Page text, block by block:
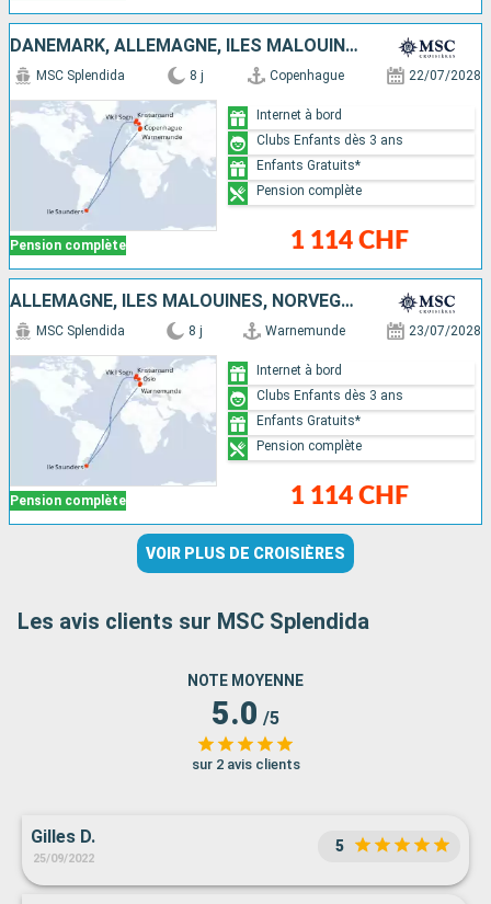
DANEMARK, ALLEMAGNE, ÎLES MALOUINES, NORVÈGE
Pension complète
MSC Splendida 8 j Copenhague 22/07/2028
1 114 CHF
Internet à bord
Clubs Enfants dès 3 ans
Enfants Gratuits*
Pension complète
ALLEMAGNE, ÎLES MALOUINES, NORVÈGE, DANEMARK
Pension complète
MSC Splendida 8 j Warnemunde 23/07/2028
1 114 CHF
Internet à bord
Clubs Enfants dès 3 ans
Enfants Gratuits*
Pension complète
VOIR PLUS DE CROISIÈRES
Les avis clients sur MSC Splendida
NOTE MOYENNE
5.0 /5
sur 2 avis clients
Gilles D.
25/09/2022
5